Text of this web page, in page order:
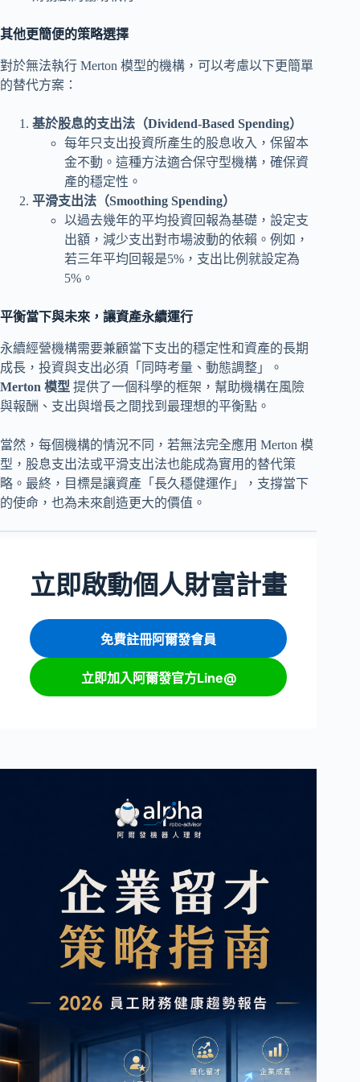
其他更簡便的策略選擇
對於無法執行 Merton 模型的機構，可以考慮以下更簡單
的替代方案：
基於股息的支出法（Dividend-Based Spending）
每年只支出投資所產生的股息收入，保留本
金不動。這種方法適合保守型機構，確保資
產的穩定性。
平滑支出法（Smoothing Spending）
以過去幾年的平均投資回報為基礎，設定支
出額，減少支出對市場波動的依賴。例如，
若三年平均回報是5%，支出比例就設定為
5%。
平衡當下與未來，讓資產永續運行
永續經營機構需要兼顧當下支出的穩定性和資產的長期
成長，投資與支出必須「同時考量、動態調整」。
Merton 模型 提供了一個科學的框架，幫助機構在風險
與報酬、支出與增長之間找到最理想的平衡點。
當然，每個機構的情況不同，若無法完全應用 Merton 模
型，股息支出法或平滑支出法也能成為實用的替代策
略。最終，目標是讓資產「長久穩健運作」，支撐當下
的使命，也為未來創造更大的價值。
立即啟動個人財富計畫
免費註冊阿爾發會員
立即加入阿爾發官方Line@